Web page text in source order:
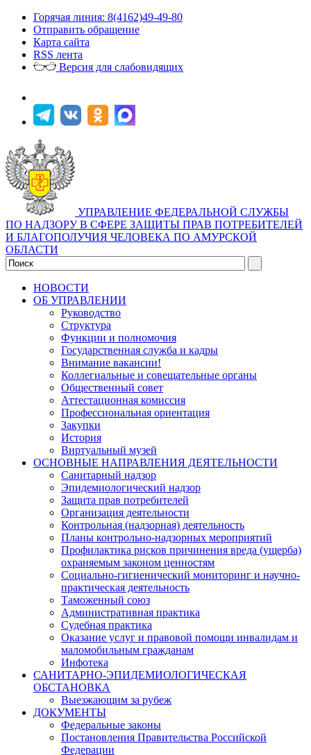
Горячая линия: 8(4162)49-49-80
Отправить обращение
Карта сайта
RSS лента
Версия для слабовидящих
УПРАВЛЕНИЕ ФЕДЕРАЛЬНОЙ СЛУЖБЫ
ПО НАДЗОРУ В СФЕРЕ ЗАЩИТЫ ПРАВ ПОТРЕБИТЕЛЕЙ
И БЛАГОПОЛУЧИЯ ЧЕЛОВЕКА ПО АМУРСКОЙ
ОБЛАСТИ
НОВОСТИ
ОБ УПРАВЛЕНИИ
Руководство
Структура
Функции и полномочия
Государственная служба и кадры
Внимание вакансии!
Коллегиальные и совещательные органы
Общественный совет
Аттестационная комиссия
Профессиональная ориентация
Закупки
История
Виртуальный музей
ОСНОВНЫЕ НАПРАВЛЕНИЯ ДЕЯТЕЛЬНОСТИ
Санитарный надзор
Эпидемиологический надзор
Защита прав потребителей
Организация деятельности
Контрольная (надзорная) деятельность
Планы контрольно-надзорных мероприятий
Профилактика рисков причинения вреда (ущерба)
охраняемым законом ценностям
Социально-гигиенический мониторинг и научно-
практическая деятельность
Таможенный союз
Административная практика
Судебная практика
Оказание услуг и правовой помощи инвалидам и
маломобильным гражданам
Инфотека
САНИТАРНО-ЭПИДЕМИОЛОГИЧЕСКАЯ
ОБСТАНОВКА
Выезжающим за рубеж
ДОКУМЕНТЫ
Федеральные законы
Постановления Правительства Российской
Федерации